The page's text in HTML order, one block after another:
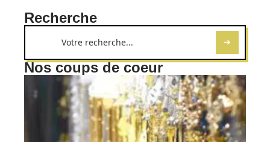
Recherche
Nos coups de coeur